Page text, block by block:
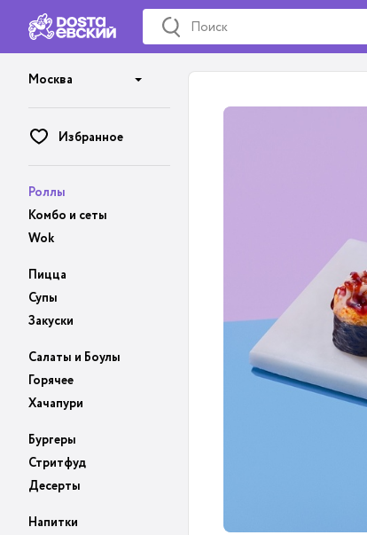
Москва
Избранное
Роллы
Комбо и сеты
Wok
Пицца
Супы
Закуски
Салаты и Боулы
Горячее
Хачапури
Бургеры
Стритфуд
Десерты
Напитки